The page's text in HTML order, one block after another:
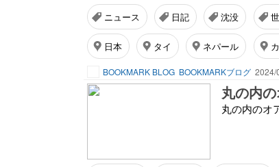
ニュース 日記 沈没
日本 タイ ネパール
BOOKMARK BLOG BOOKMARKブログ 2024/
丸の内
丸の内のオ